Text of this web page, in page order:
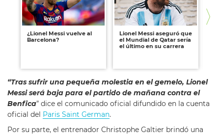
¿Lionel Messi vuelve al
Barcelona?
Lionel Messi aseguró que
el Mundial de Qatar sería
el último en su carrera
“Tras sufrir una pequeña molestia en el gemelo, Lionel
Messi será baja para el partido de mañana contra el
Benfica” dice el comunicado oficial difundido en la cuenta
oficial del
Paris Saint German.
Por su parte, el entrenador Christophe Galtier brindó una